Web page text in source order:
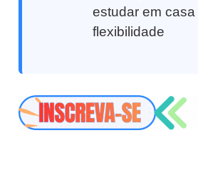
estudar em casa
flexibilidade